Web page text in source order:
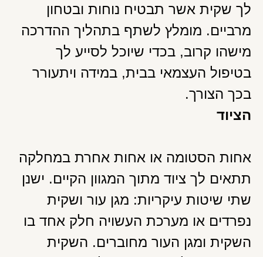
לך שקית אשר תבטיח נוחות ובטחון
מרביים. מומלץ לשתף בתהליך ההדרכה
מישהו קרוב, בכדי שיוכל לסייע לך
בטיפול העצמאי בבית, במידה ויתעורר
בכך הצורך.
הציוד
אחות הסטומה או אחות אחרת במחלקה
תתאים לך ציוד מתוך המגוון הקיים. ישנן
שתי שיטות עיקריות: מגן עור ושקית
נפרדים או מערכת העשויה חלק אחד בו
השקית ומגן העור מחוברים. השקית